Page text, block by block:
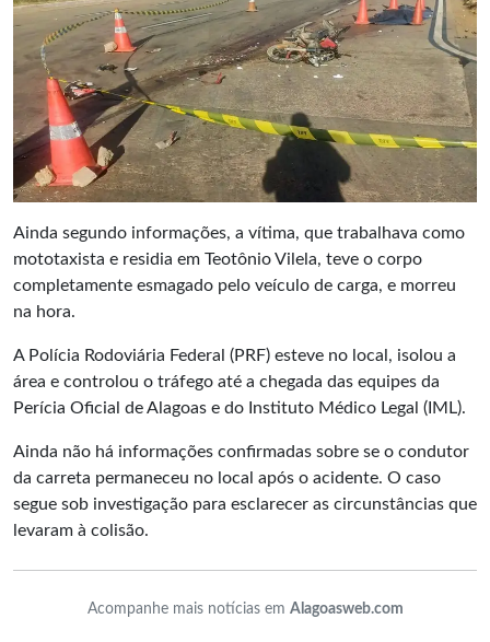
Ainda segundo informações, a vítima, que trabalhava como
mototaxista e residia em Teotônio Vilela, teve o corpo
completamente esmagado pelo veículo de carga, e morreu
na hora.
A Polícia Rodoviária Federal (PRF) esteve no local, isolou a
área e controlou o tráfego até a chegada das equipes da
Perícia Oficial de Alagoas e do Instituto Médico Legal (IML).
Ainda não há informações confirmadas sobre se o condutor
da carreta permaneceu no local após o acidente. O caso
segue sob investigação para esclarecer as circunstâncias que
levaram à colisão.
Acompanhe mais notícias em Alagoasweb.com